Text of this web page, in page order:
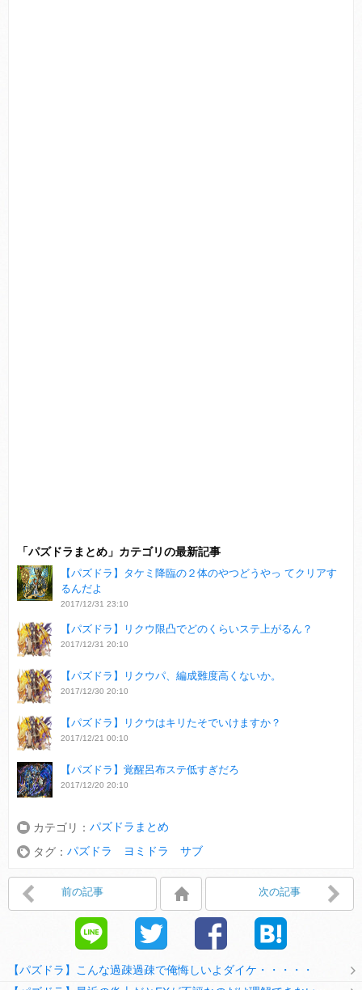
「パズドラまとめ」カテゴリの最新記事
【パズドラ】タケミ降臨の２体のやつどうやっ てクリアす
るんだよ
2017/12/31 23:10
【パズドラ】リクウ限凸でどのくらいステ上がるん？
2017/12/31 20:10
【パズドラ】リクウパ、編成難度高くないか。
2017/12/30 20:10
【パズドラ】リクウはキリたそでいけますか？
2017/12/21 00:10
【パズドラ】覚醒呂布ステ低すぎだろ
2017/12/20 20:10
カテゴリ： パズドラまとめ
タグ： パズドラ ヨミドラ サブ
前の記事 次の記事
【パズドラ】こんな過疎過疎で俺悔しいよダイケ・・・・・